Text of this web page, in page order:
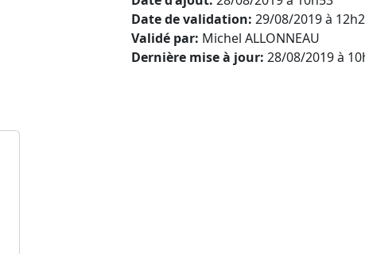
Date de validation: 29/08/2019 à
Validé par: Michel ALLONNEAU
Dernière mise à jour: 28/08/2019 à